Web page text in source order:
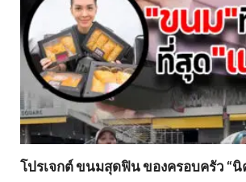
โปรเจกต์ ขนมสุดฟิน ของครอบครัว “นิ